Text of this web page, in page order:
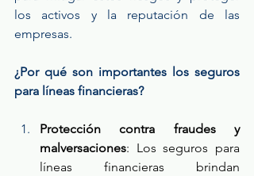
los activos y la reputación de las
empresas.
¿Por qué son importantes los seguros
para líneas financieras?
Protección contra fraudes y
malversaciones: Los seguros para
líneas financieras brindan